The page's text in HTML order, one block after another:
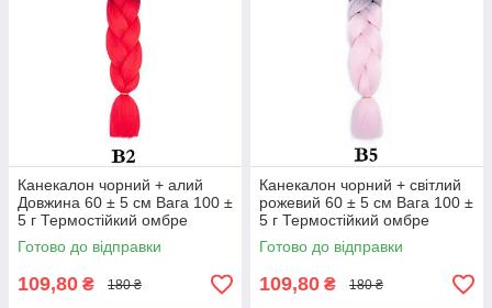
Канекалон чорний + алий
Довжина 60 ± 5 см Вага 100 ±
5 г Термостійкий омбре
двокольоровий коса Jumbo
Braid В2
Готово до відправки
109,80 ₴ 180 ₴
Канекалон чорний + світлий
рожевий 60 ± 5 см Вага 100 ±
5 г Термостійкий омбре
двоколірний коса Jumbo
Braid В5
Готово до відправки
109,80 ₴ 180 ₴